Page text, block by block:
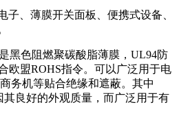
子、薄膜开关面板、便携式设备、
黑色阻燃聚碳酸脂薄膜，UL94防
欧盟ROHS指令。可以广泛用于电
务机等贴合绝缘和遮蔽。其中
其良好的外观质量，而广泛用于有